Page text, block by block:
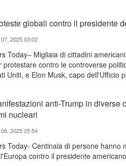
globali contro il presidente
2025 03:02
Today– Migliaia di cittadini
protestare contro le controverse
Uniti, e Elon Musk, capo dell'Ufficio
anti-Trump in diverse
nucleari
2025 05:54
Today- Centinaia di persone hanno
contro il presidente